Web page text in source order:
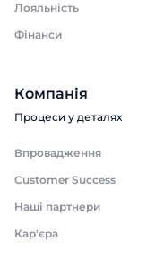
Лояльність
Фінанси
Компанія
Процеси у деталях
Впровадження
Customer Success
Наші партнери
Кар'єра